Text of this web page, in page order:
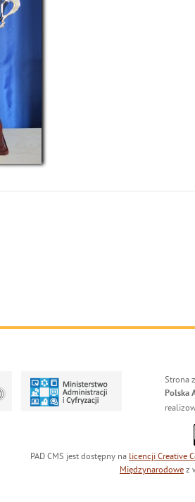
Strona
Polska
PAD CMS jest dostępny na licencji Creative
Międzynarodowe z